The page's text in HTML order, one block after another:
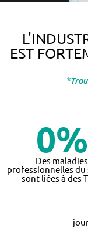
EST
0%
Des maladies
professionnelles du
sont liées à des